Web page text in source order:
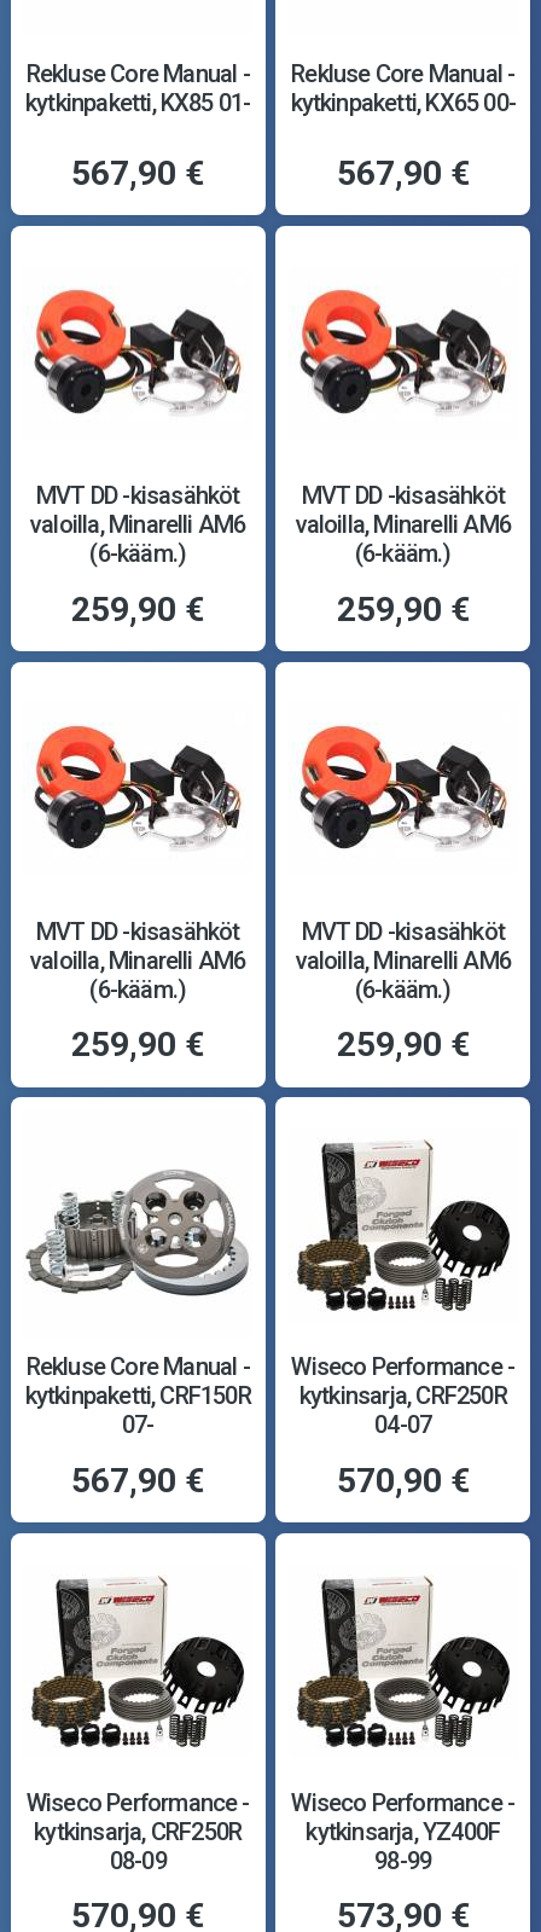
Rekluse Core Manual -
kytkinpaketti, KX85 01-
567,90 €
Rekluse Core Manual -
kytkinpaketti, KX65 00-
567,90 €
MVT DD -kisasähköt
valoilla, Minarelli AM6
(6-kääm.)
259,90 €
MVT DD -kisasähköt
valoilla, Minarelli AM6
(6-kääm.)
259,90 €
MVT DD -kisasähköt
valoilla, Minarelli AM6
(6-kääm.)
259,90 €
MVT DD -kisasähköt
valoilla, Minarelli AM6
(6-kääm.)
259,90 €
Rekluse Core Manual -
kytkinpaketti, CRF150R
07-
567,90 €
Wiseco Performance -
kytkinsarja, CRF250R
04-07
570,90 €
Wiseco Performance -
kytkinsarja, CRF250R
08-09
570,90 €
Wiseco Performance -
kytkinsarja, YZ400F
98-99
573,90 €